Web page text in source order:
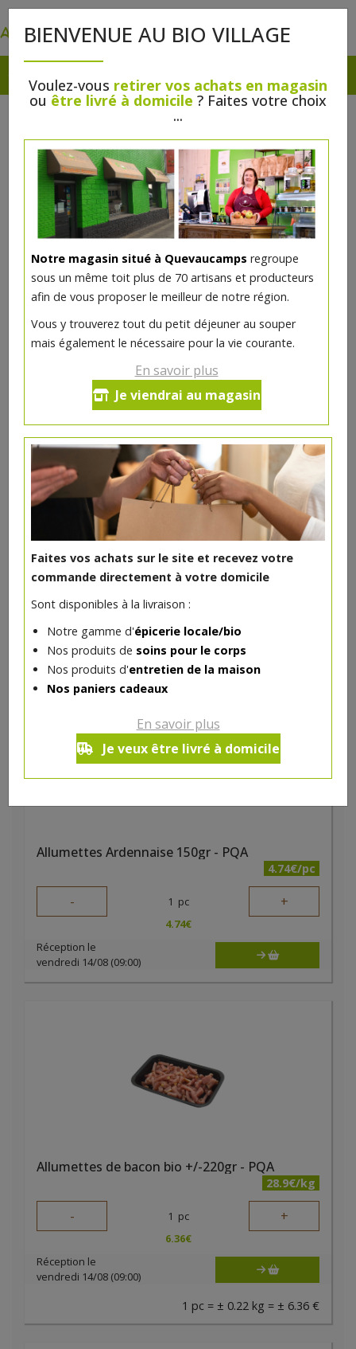
BIENVENUE AU BIO VILLAGE
Voulez-vous retirer vos achats en magasin
ou être livré à domicile ? Faites votre choix
...
Notre magasin situé à Quevaucamps regroupe
sous un même toit plus de 70 artisans et producteurs
afin de vous proposer le meilleur de notre région.
Vous y trouverez tout du petit déjeuner au souper
mais également le nécessaire pour la vie courante.
En savoir plus
Je viendrai au magasin
Faites vos achats sur le site et recevez votre
commande directement à votre domicile
Sont disponibles à la livraison :
Notre gamme d'épicerie locale/bio
Nos produits de soins pour le corps
Nos produits d'entretien de la maison
Nos paniers cadeaux
En savoir plus
Je veux être livré à domicile
Coppa bio tranchée 120gr -
Ferme des Noyers
- 1 pc
8.31
Réception le
vendredi 14/08 (09:00)
1 pc = ± 0.12 kg = ± 8.31 €
DANS LA MÊME CATÉGORIE ...
Allumettes Ardennaise 150gr - PQA
4.74€/pc
- 1 pc +
4.74€
Réception le
vendredi 14/08 (09:00)
Allumettes de bacon bio +/-220gr - PQA
28.9€/kg
- 1 pc +
6.36€
Réception le
vendredi 14/08 (09:00)
1 pc = ± 0.22 kg = ± 6.36 €